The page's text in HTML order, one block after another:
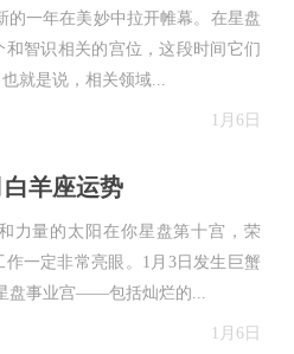
的一年在美妙中拉开帷幕。在星盘
智识相关的宫位，这段时间它们
就是说，相关领域...
1月6日
白羊座运势
力量的太阳在你星盘第十宫，荣
一定非常亮眼。1月3日发生巨蟹
盘事业宫——包括灿烂的...
1月6日